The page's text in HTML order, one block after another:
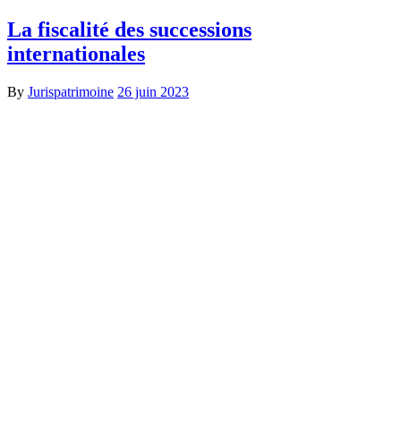
La fiscalité des successions
internationales
By Jurispatrimoine 26 juin 2023